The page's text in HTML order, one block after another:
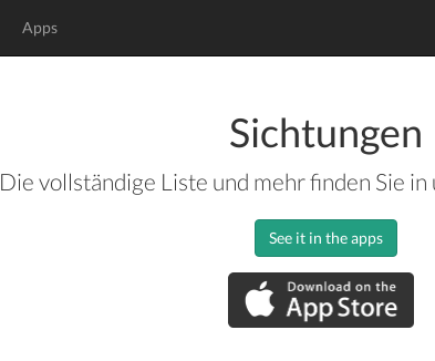
Apps
Sichtungen
Die vollständige Liste und mehr finden Sie
See it in the apps